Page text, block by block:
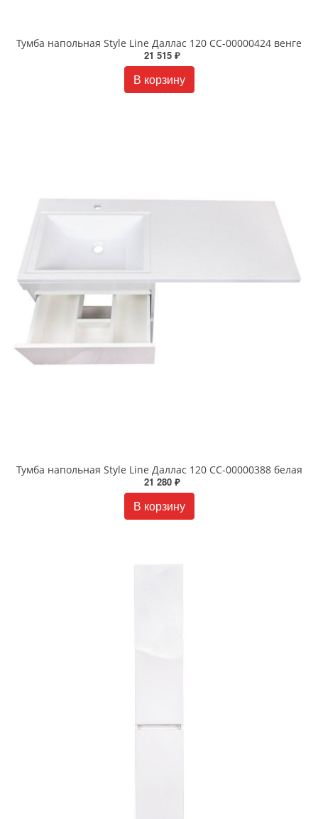
Тумба напольная Style Line Даллас 120 СС-00000424 венге
21 515 ₽
В корзину
Тумба напольная Style Line Даллас 120 СС-00000388 белая
21 280 ₽
В корзину